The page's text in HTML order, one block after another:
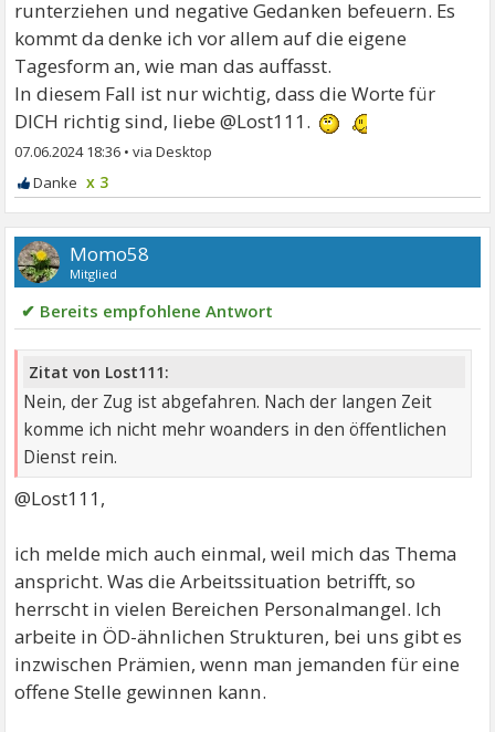
runterziehen und negative Gedanken befeuern. Es
kommt da denke ich vor allem auf die eigene
Tagesform an, wie man das auffasst.
In diesem Fall ist nur wichtig, dass die Worte für
DICH richtig sind, liebe @Lost111.
07.06.2024 18:36 •
x 3
Momo58
Mitglied
✔ Bereits empfohlene Antwort
Zitat von Lost111:
Nein, der Zug ist abgefahren. Nach der langen Zeit
komme ich nicht mehr woanders in den öffentlichen
Dienst rein.
@Lost111,
ich melde mich auch einmal, weil mich das Thema
anspricht. Was die Arbeitssituation betrifft, so
herrscht in vielen Bereichen Personalmangel. Ich
arbeite in ÖD-ähnlichen Strukturen, bei uns gibt es
inzwischen Prämien, wenn man jemanden für eine
offene Stelle gewinnen kann.